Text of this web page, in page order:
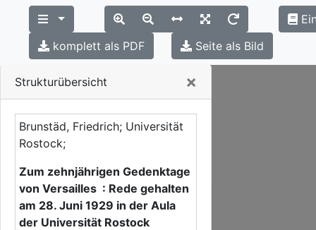
Strukturübersicht ×
Brunstäd, Friedrich; Universität
Rostock;
Zum zehnjährigen Gedenktage
von Versailles : Rede gehalten
am 28. Juni 1929 in der Aula
der Universität Rostock
komplett als PDF
Seite als Bild